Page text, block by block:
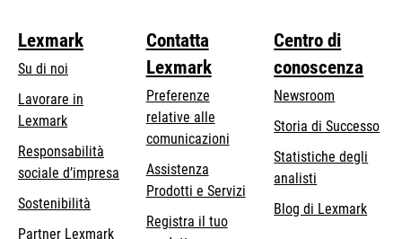
Lexmark
Su di noi
Lavorare in
Lexmark
Responsabilità
sociale d’impresa
Sostenibilità
Partner Lexmark
Contatta
Lexmark
Preferenze
relative alle
comunicazioni
Assistenza
Prodotti e Servizi
Registra il tuo
Centro di
conoscenza
Newsroom
Storia di Successo
Statistiche degli
analisti
Blog di Lexmark